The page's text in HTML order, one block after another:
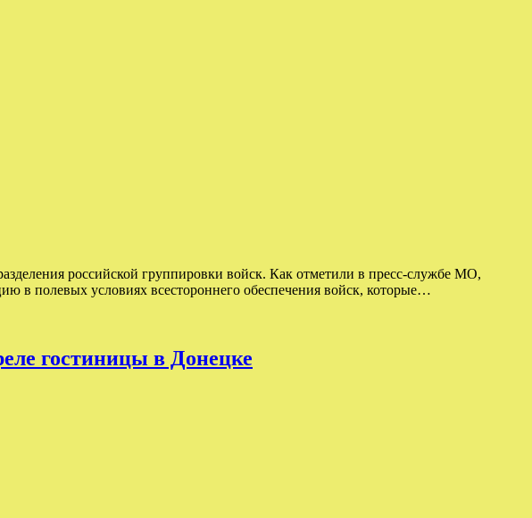
российской группировки войск. Как отметили в пресс-службе МО,
в полевых условиях всестороннего обеспечения войск, которые…
гостиницы в Донецке